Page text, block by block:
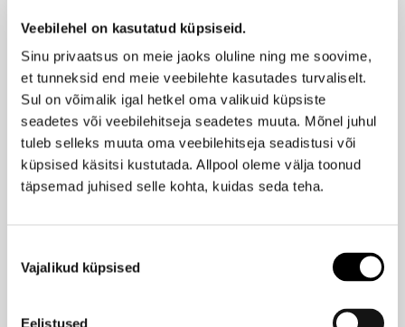
Veebilehel on kasutatud küpsiseid.
Sinu privaatsus on meie jaoks oluline ning me soovime,
et tunneksid end meie veebilehte kasutades turvaliselt.
Sul on võimalik igal hetkel oma valikuid küpsiste
seadetes või veebilehitseja seadetes muuta. Mõnel juhul
tuleb selleks muuta oma veebilehitseja seadistusi või
küpsised käsitsi kustutada. Allpool oleme välja toonud
täpsemad juhised selle kohta, kuidas seda teha.
valik
Vajalikud küpsised
Eelistused
12,40 € -25%
9,30 €
Ilus
Hind
Juuksevaha lastele 75ml
9,90 € -25%
7,43 €